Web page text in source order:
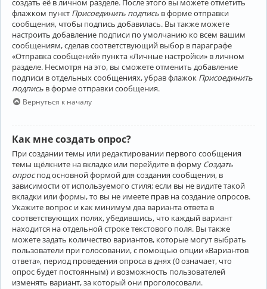
флажком пункт Присоединить подпись в форме отправки
сообщения, чтобы подпись добавилась. Вы также можете
настроить добавление подписи по умолчанию ко всем вашим
сообщениям, сделав соответствующий выбор в параграфе
«Отправка сообщений» пункта «Личные настройки» в личном
разделе. Несмотря на это, вы сможете отменить добавление
подписи в отдельных сообщениях, убрав флажок Присоединить
подпись в форме отправки сообщения.
Вернуться к началу
Как мне создать опрос?
При создании темы или редактировании первого сообщения
темы щёлкните на вкладке или перейдите в форму Создать
опроспод основной формой для создания сообщения, в
зависимости от используемого стиля; если вы не видите такой
вкладки или формы, то вы не имеете прав на создание опросов.
Укажите вопрос и как минимум два варианта ответа в
соответствующих полях, убедившись, что каждый вариант
находится на отдельной строке текстового поля. Вы также
можете задать количество вариантов, которые могут выбрать
пользователи при голосовании, с помощью опции «Вариантов
ответа», период проведения опроса в днях (0 означает, что
опрос будет постоянным) и возможность пользователей
изменять вариант, за который они проголосовали.